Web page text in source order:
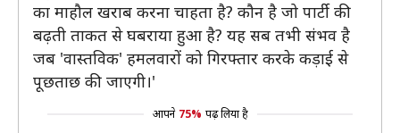
का माहौल खराब करना चाहता है? कौन है जो पार्टी की
बढ़ती ताकत से घबराया हुआ है? यह सब तभी संभव है
जब 'वास्तविक' हमलवारों को गिरफ्तार करके कड़ाई से
पूछताछ की जाएगी।'
आपने 75% पढ़ लिया है